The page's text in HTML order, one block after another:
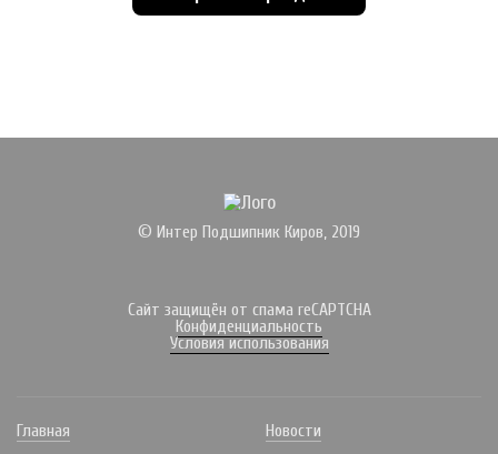
© Интер Подшипник Киров, 2019
Сайт защищён от спама reCAPTCHA
Конфиденциальность
Условия использования
Главная Новости